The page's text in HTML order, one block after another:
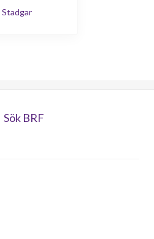
Stadgar
Sök BRF